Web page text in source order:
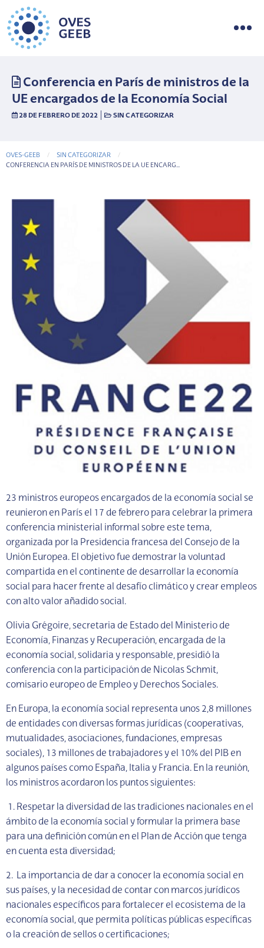
Conferencia en París de ministros de la
UE encargados de la Economía Social
28 DE FEBRERO DE 2022 SIN CATEGORIZAR
OVES-GEEB
SIN CATEGORIZAR
CURRENT-PAGE
CONFERENCIA EN PARÍS DE MINISTROS DE LA UE ENCARG...
23 ministros europeos encargados de la economía social se
reunieron en París el 17 de febrero para celebrar la primera
conferencia ministerial informal sobre este tema,
organizada por la Presidencia francesa del Consejo de la
Unión Europea. El objetivo fue demostrar la voluntad
compartida en el continente de desarrollar la economía
social para hacer frente al desafío climático y crear empleos
con alto valor añadido social.
Olivia Grégoire, secretaria de Estado del Ministerio de
Economía, Finanzas y Recuperación, encargada de la
economía social, solidaria y responsable, presidió la
conferencia con la participación de Nicolas Schmit,
comisario europeo de Empleo y Derechos Sociales.
En Europa, la economía social representa unos 2,8 millones
de entidades con diversas formas jurídicas (cooperativas,
mutualidades, asociaciones, fundaciones, empresas
sociales), 13 millones de trabajadores y el 10% del PIB en
algunos países como España, Italia y Francia. En la reunión,
los ministros acordaron los puntos siguientes:
1. Respetar la diversidad de las tradiciones nacionales en el
ámbito de la economía social y formular la primera base
para una definición común en el Plan de Acción que tenga
en cuenta esta diversidad;
2. La importancia de dar a conocer la economía social en
sus países, y la necesidad de contar con marcos jurídicos
nacionales específicos para fortalecer el ecosistema de la
economía social, que permita políticas públicas específicas
o la creación de sellos o certificaciones;